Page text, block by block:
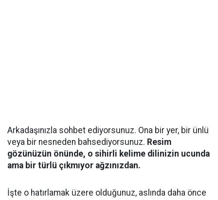
Arkadaşınızla sohbet ediyorsunuz. Ona bir yer, bir ünlü
veya bir nesneden bahsediyorsunuz. Resim
gözünüzün önünde, o sihirli kelime dilinizin ucunda
ama bir türlü çıkmıyor ağzınızdan.
İşte o hatırlamak üzere olduğunuz, aslında daha önce